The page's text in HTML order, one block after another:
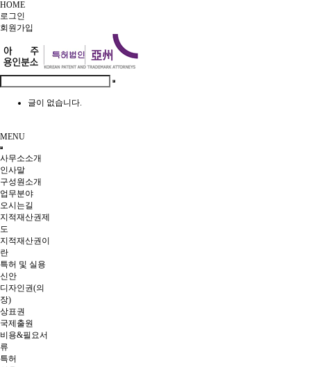
HOME
로그인
회원 가입
글이 없습니다.
MENU
사무소소개
인사말
구성원소개
업무분야
오시는길
지적재산권제
도
지적재산권이
란
특허 및 실용
신안
디자인권(의
장)
상표권
국제출원
비용&필요서
류
특허